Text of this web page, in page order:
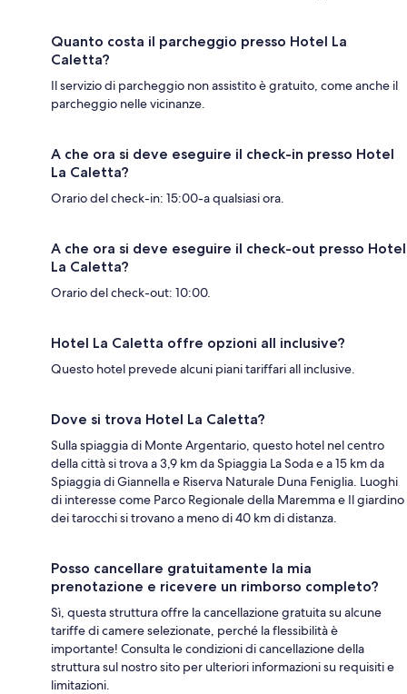
Quanto costa il parcheggio presso Hotel La
Caletta?
Il servizio di parcheggio non assistito è gratuito, come anche il
parcheggio nelle vicinanze.
A che ora si deve eseguire il check-in presso Hotel
La Caletta?
Orario del check-in: 15:00-a qualsiasi ora.
A che ora si deve eseguire il check-out presso Hotel
La Caletta?
Orario del check-out: 10:00.
Hotel La Caletta offre opzioni all inclusive?
Questo hotel prevede alcuni piani tariffari all inclusive.
Dove si trova Hotel La Caletta?
Sulla spiaggia di Monte Argentario, questo hotel nel centro
della città si trova a 3,9 km da Spiaggia La Soda e a 15 km da
Spiaggia di Giannella e Riserva Naturale Duna Feniglia. Luoghi
di interesse come Parco Regionale della Maremma e Il giardino
dei tarocchi si trovano a meno di 40 km di distanza.
Posso cancellare gratuitamente la mia
prenotazione e ricevere un rimborso completo?
Sì, questa struttura offre la cancellazione gratuita su alcune
tariffe di camere selezionate, perché la flessibilità è
importante! Consulta le condizioni di cancellazione della
struttura sul nostro sito per ulteriori informazioni su requisiti e
limitazioni.